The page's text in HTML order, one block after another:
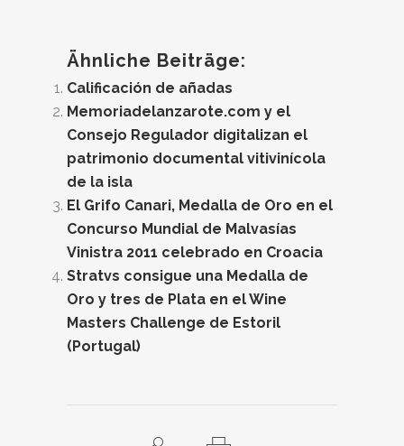
Ähnliche Beiträge:
Calificación de añadas
Memoriadelanzarote.com y el
Consejo Regulador digitalizan el
patrimonio documental vitivinícola
de la isla
El Grifo Canari, Medalla de Oro en el
Concurso Mundial de Malvasías
Vinistra 2011 celebrado en Croacia
Stratvs consigue una Medalla de
Oro y tres de Plata en el Wine
Masters Challenge de Estoril
(Portugal)